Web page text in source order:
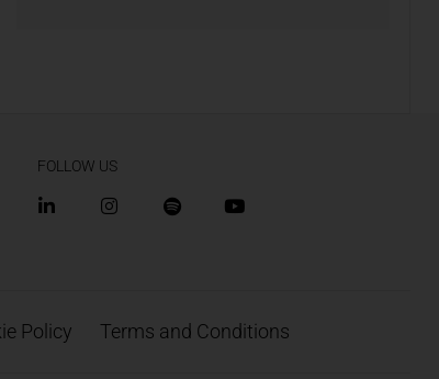
FOLLOW US
Policy Terms and Conditions